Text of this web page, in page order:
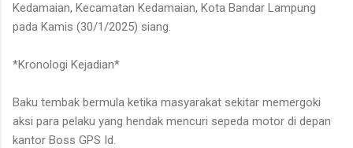
Kedamaian, Kecamatan Kedamaian, Kota Bandar Lampung
pada Kamis (30/1/2025) siang.
*Kronologi Kejadian*
Baku tembak bermula ketika masyarakat sekitar memergoki
aksi para pelaku yang hendak mencuri sepeda motor di depan
kantor Boss GPS Id.